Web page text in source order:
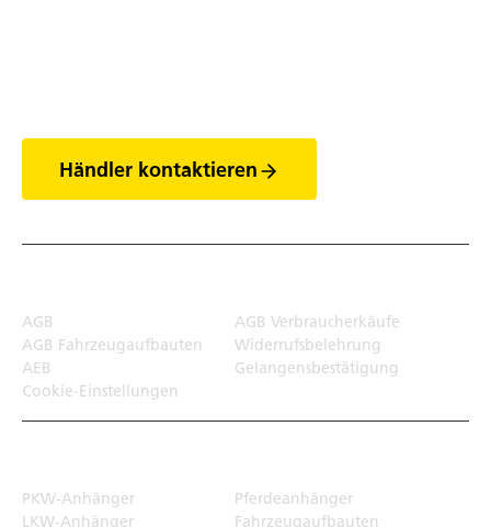
Händler kontaktieren
AGB
AGB Verbraucherkäufe
AGB Fahrzeugaufbauten
Widerrufsbelehrung
AEB
Gelangensbestätigung
Cookie-Einstellungen
PKW-Anhänger
Pferdeanhänger
LKW-Anhänger
Fahrzeugaufbauten